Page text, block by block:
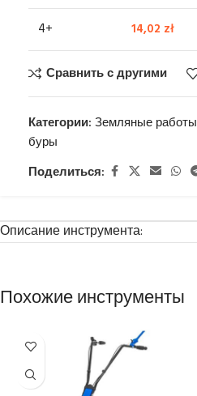
4+ 14,02 zł
Сравнить с другими
Категории: Земляные работы
буры
Поделиться:
Описание инструмента:
Похожие инструменты